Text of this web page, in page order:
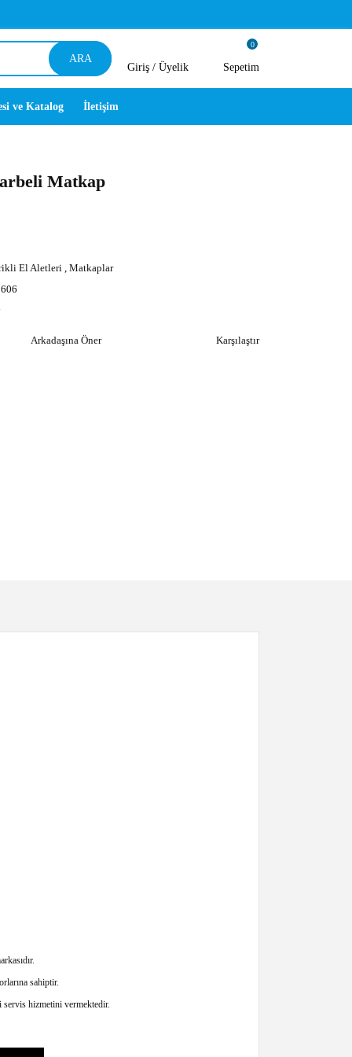
ARA
Giriş / Üyelik
0
Sepetim
ve Katalog İletişim
Matkap
El Aletleri ,Matkaplar
Arkadaşına Öner Karşılaştır
sahiptir.
hizmetini vermektedir.